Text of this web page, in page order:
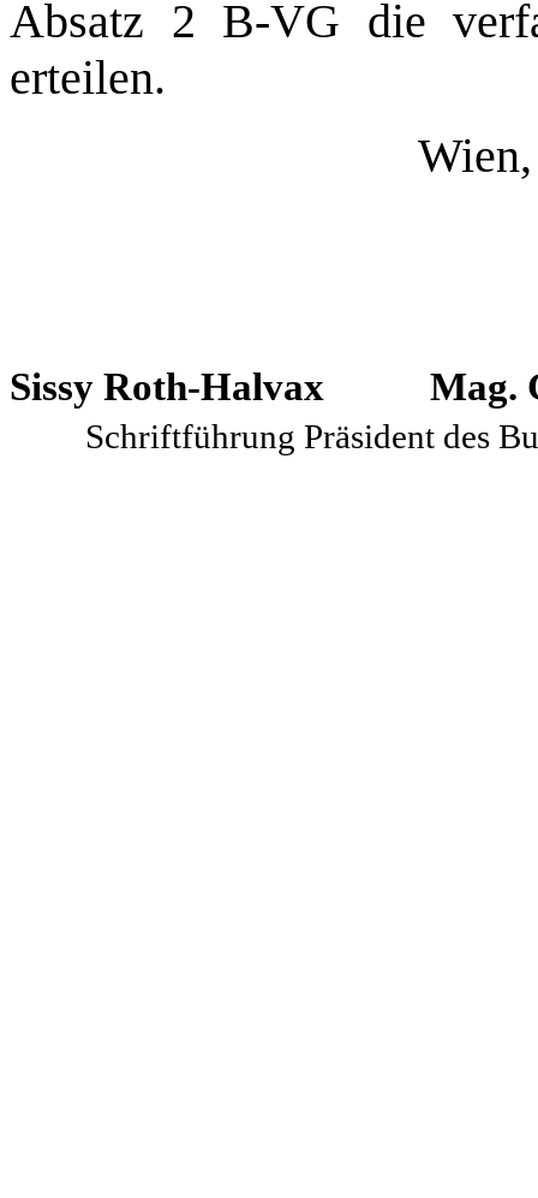
Absatz 2 B-VG die
erteilen.
Sissy Roth-Halvax Mag.
Schriftführung Präsident des